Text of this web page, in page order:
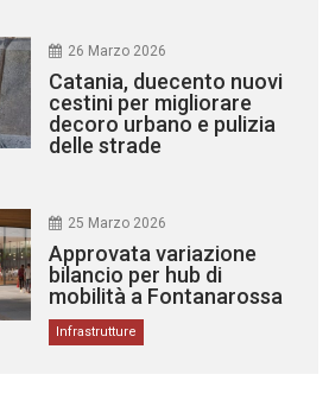
26 Marzo 2026
Catania, duecento nuovi
cestini per migliorare
decoro urbano e pulizia
delle strade
25 Marzo 2026
Approvata variazione
bilancio per hub di
mobilità a Fontanarossa
Infrastrutture